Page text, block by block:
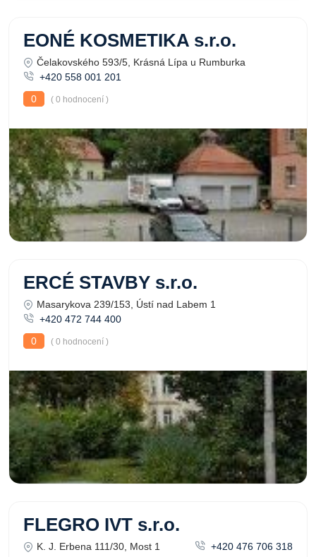
EONÉ KOSMETIKA s.r.o.
Čelakovského 593/5, Krásná Lípa u Rumburka
+420 558 001 201
0
( 0 hodnocení )
ERCÉ STAVBY s.r.o.
Masarykova 239/153, Ústí nad Labem 1
+420 472 744 400
0
( 0 hodnocení )
FLEGRO IVT s.r.o.
K. J. Erbena 111/30, Most 1 +420 476 706 318